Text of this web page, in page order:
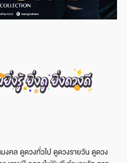
งคล ดูดวงทั่วไป ดูดวงรายวัน ดูดวง